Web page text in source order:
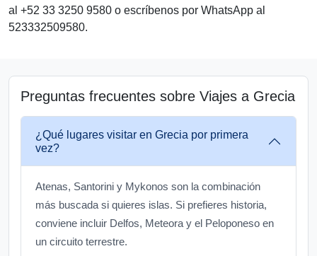
al +52 33 3250 9580 o escríbenos por WhatsApp al
523332509580.
Preguntas frecuentes sobre Viajes a Grecia
¿Qué lugares visitar en Grecia por primera
vez?
Atenas, Santorini y Mykonos son la combinación
más buscada si quieres islas. Si prefieres historia,
conviene incluir Delfos, Meteora y el Peloponeso en
un circuito terrestre.